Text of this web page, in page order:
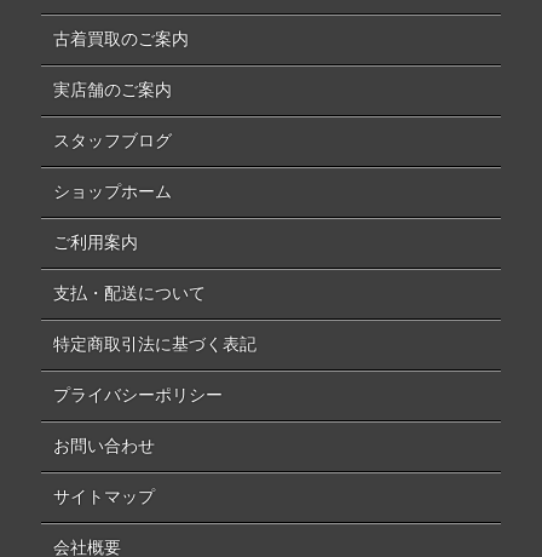
古着買取のご案内
実店舗のご案内
スタッフブログ
ショップホーム
ご利用案内
支払・配送について
特定商取引法に基づく表記
プライバシーポリシー
お問い合わせ
サイトマップ
会社概要